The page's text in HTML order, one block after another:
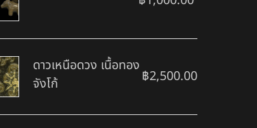
ดาวเหนือดวง เนื้อทอง
จังโก้
฿2,500.00